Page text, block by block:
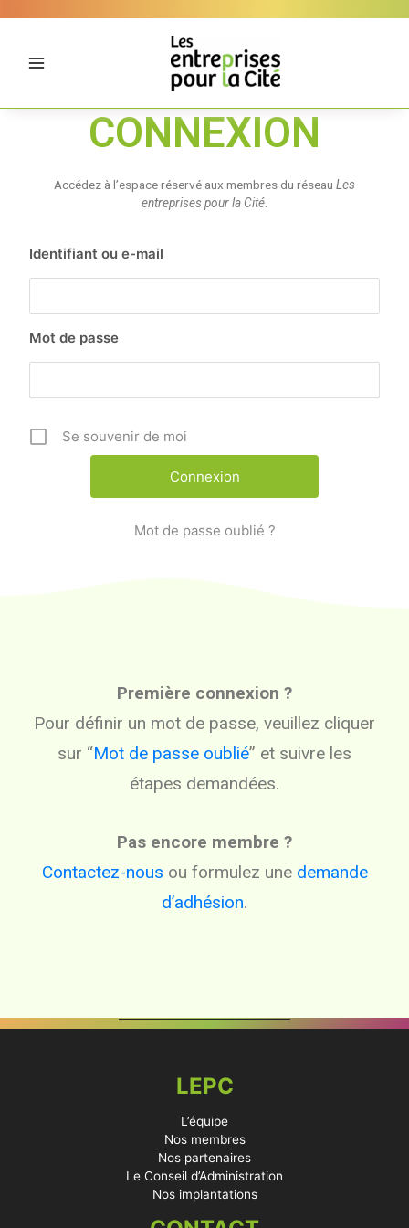
CONNEXION
Accédez à l’espace réservé aux membres du réseau Les
entreprises pour la Cité.
Identifiant ou e-mail
Mot de passe
Se souvenir de moi
Mot de passe oublié ?
Première connexion ?
Pour définir un mot de passe, veuillez cliquer
sur “Mot de passe oublié” et suivre les
étapes demandées.
Pas encore membre ?
Contactez-nous ou formulez une demande
d’adhésion.
LEPC
L’équipe
Nos membres
Nos partenaires
Le Conseil d’Administration
Nos implantations